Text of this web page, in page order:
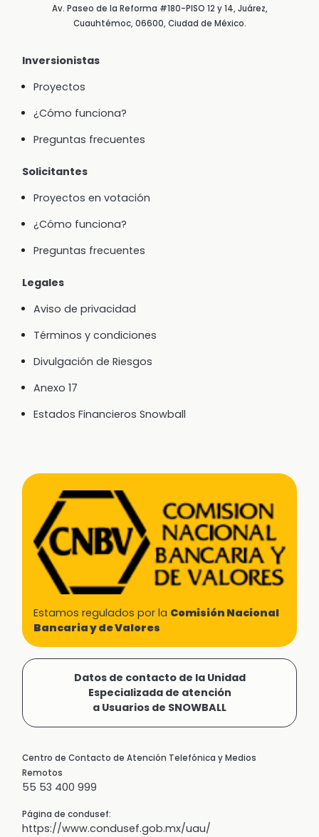
Av. Paseo de la Reforma #180-PISO 12 y 14, Juárez,
Cuauhtémoc, 06600, Ciudad de México.
Inversionistas
Proyectos
¿Cómo funciona?
Preguntas frecuentes
Solicitantes
Proyectos en votación
¿Cómo funciona?
Preguntas frecuentes
Legales
Aviso de privacidad
Términos y condiciones
Divulgación de Riesgos
Anexo 17
Estados Financieros Snowball
Estamos regulados por la Comisión Nacional
Bancaria y de Valores
Datos de contacto de la Unidad
Especializada de atención
a Usuarios de SNOWBALL
Centro de Contacto de Atención Telefónica y Medios
Remotos
55 53 400 999
Página de condusef:
https://www.condusef.gob.mx/uau/